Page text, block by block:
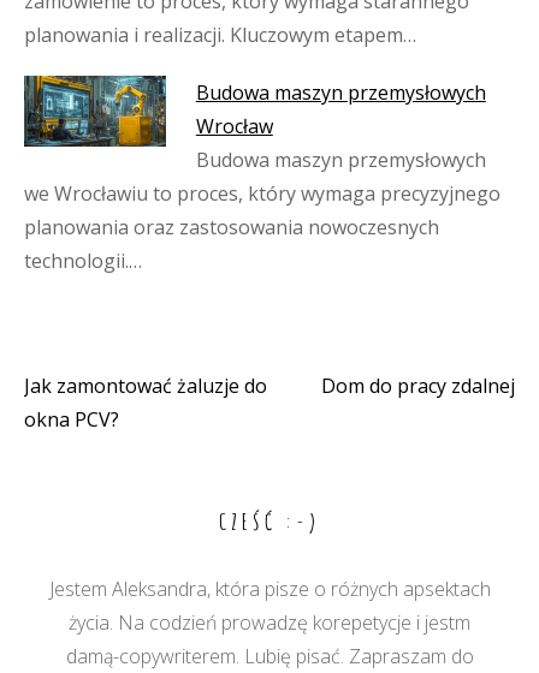
planowania i realizacji. Kluczowym etapem…
Budowa maszyn przemysłowych
Wrocław
Budowa maszyn przemysłowych
we Wrocławiu to proces, który wymaga precyzyjnego
planowania oraz zastosowania nowoczesnych
technologii.…
Nawigacja
Jak zamontować żaluzje do
okna PCV?
Dom do pracy zdalnej
CZEŚĆ :-)
Jestem Aleksandra, która pisze o różnych apsektach
życia. Na codzień prowadzę korepetycje i jestm
damą-copywriterem. Lubię pisać. Zapraszam do